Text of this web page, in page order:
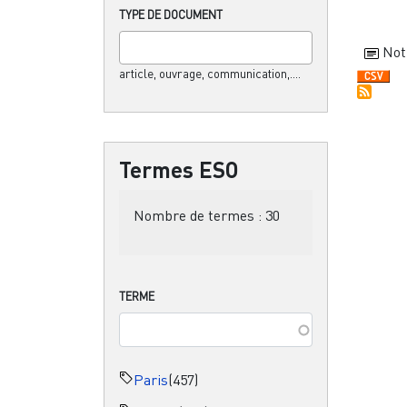
TYPE DE DOCUMENT
article, ouvrage, communication,....
Termes ESO
Nombre de termes : 30
TERME
Paris(457)